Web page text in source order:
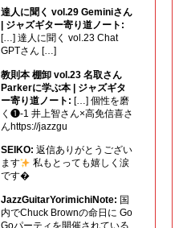
達人に聞く vol.29 Geminiさん
| ジャズギター寄り道ノート:
[…] 達人に聞く vol.23 Chat
GPTさん […]
教則本 棚卸 vol.23 名取さん
Parkerに学ぶ本 | ジャズギタ
ー寄り道ノート: […] 個性を磨
く❶-1 井上智さん×高免信喜さ
んhttps://jazzgu
SEIKO: 返信ありがとうござい
ます
私もとっても嬉しく涙
です�
JazzGuitarYorimichiNote: 国
内でChuck Brownの命日に Go
Goパーティを開催されている